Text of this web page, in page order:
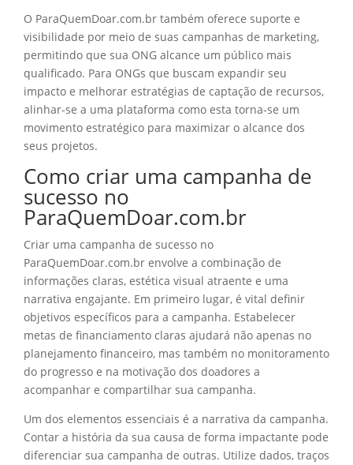
O ParaQuemDoar.com.br também oferece suporte e
visibilidade por meio de suas campanhas de marketing,
permitindo que sua ONG alcance um público mais
qualificado. Para ONGs que buscam expandir seu
impacto e melhorar estratégias de captação de recursos,
alinhar-se a uma plataforma como esta torna-se um
movimento estratégico para maximizar o alcance dos
seus projetos.
Como criar uma campanha de
sucesso no
ParaQuemDoar.com.br
Criar uma campanha de sucesso no
ParaQuemDoar.com.br envolve a combinação de
informações claras, estética visual atraente e uma
narrativa engajante. Em primeiro lugar, é vital definir
objetivos específicos para a campanha. Estabelecer
metas de financiamento claras ajudará não apenas no
planejamento financeiro, mas também no monitoramento
do progresso e na motivação dos doadores a
acompanhar e compartilhar sua campanha.
Um dos elementos essenciais é a narrativa da campanha.
Contar a história da sua causa de forma impactante pode
diferenciar sua campanha de outras. Utilize dados, traços